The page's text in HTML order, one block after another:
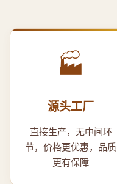
🏭
源头工厂
直接生产，无中间环
节，价格更优惠，品质
更有保障